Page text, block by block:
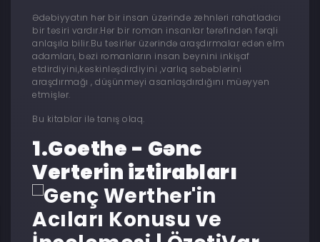
Ədəbiyyatın hər bir insan üzərində zehnləri rahatladıcı
bir təsiri vardır.Hər bir roman insanlar tərəfindən fərqli
anlaşıla bilir.Bu təsirlər üzərində araşdırmalar edən elm
adamları, bəzi romanların insan beynini inkişaf
etdirdiyini,kəskinləşdirdiyini ,varlıq səbəblərini
araşdırmağı , düşünməyi asanlaşdırdığını müəyyən
etmişlər.
Bu kitablar ilə tanış olaq.
1.Goethe - Gənc
Verterin iztirabları